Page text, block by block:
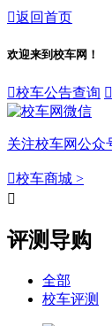
返回首页
欢迎来到校车网！
校车公告查询 
关注校车网公众
校车商城 >

评测导购
全部
校车评测